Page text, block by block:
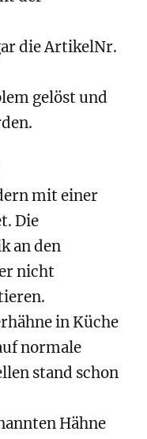
die ArtikelNr.
gelöst und
mit einer
Die
an den
nicht
in Küche
normale
stand schon
Hähne